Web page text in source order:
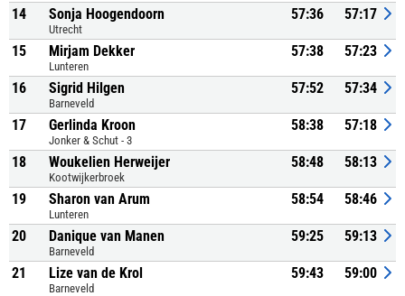
14 Sonja Hoogendoorn
Utrecht
57:36 57:17
15 Mirjam Dekker
Lunteren
57:38 57:23
16 Sigrid Hilgen
Barneveld
57:52 57:34
17 Gerlinda Kroon
Jonker & Schut - 3
58:38 57:18
18 Woukelien Herweijer
Kootwijkerbroek
58:48 58:13
19 Sharon van Arum
Lunteren
58:54 58:46
20 Danique van Manen
Barneveld
59:25 59:13
21 Lize van de Krol
Barneveld
59:43 59:00